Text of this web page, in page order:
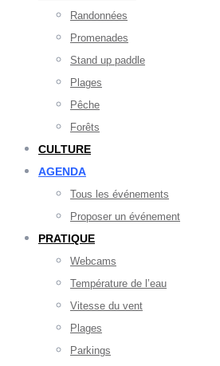
Randonnées
Promenades
Stand up paddle
Plages
Pêche
Forêts
CULTURE
AGENDA
Tous les événements
Proposer un événement
PRATIQUE
Webcams
Température de l’eau
Vitesse du vent
Plages
Parkings